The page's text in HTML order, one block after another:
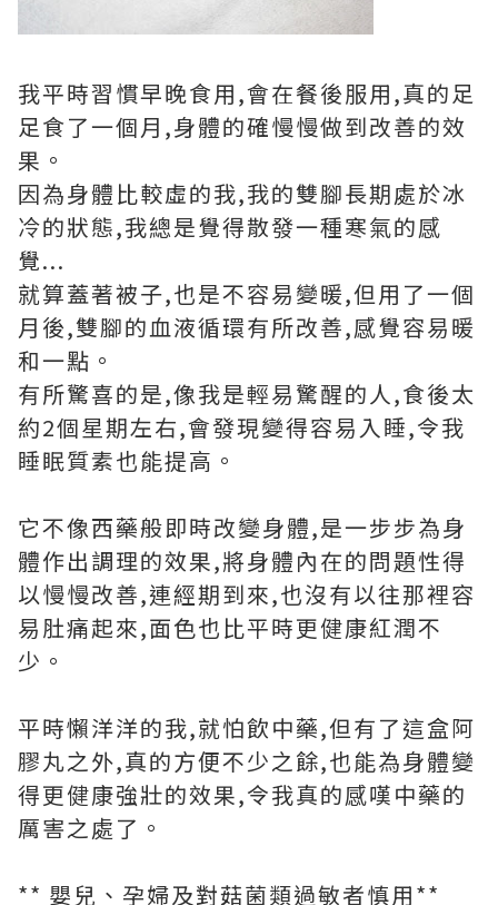
我平時習慣早晚食用,會在餐後服用,真的足
足食了一個月,身體的確慢慢做到改善的效
果。
因為身體比較虛的我,我的雙腳長期處於冰
冷的狀態,我總是覺得散發一種寒氣的感
覺...
就算蓋著被子,也是不容易變暖,但用了一個
月後,雙腳的血液循環有所改善,感覺容易暖
和一點。
有所驚喜的是,像我是輕易驚醒的人,食後太
約2個星期左右,會發現變得容易入睡,令我
睡眠質素也能提高。
它不像西藥般即時改變身體,是一步步為身
體作出調理的效果,將身體內在的問題性得
以慢慢改善,連經期到來,也沒有以往那裡容
易肚痛起來,面色也比平時更健康紅潤不
少。
平時懶洋洋的我,就怕飲中藥,但有了這盒阿
膠丸之外,真的方便不少之餘,也能為身體變
得更健康強壯的效果,令我真的感嘆中藥的
厲害之處了。
** 嬰兒、孕婦及對菇菌類過敏者慎用**